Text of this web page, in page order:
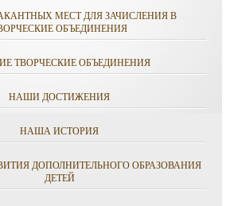
МЕСТ ДЛЯ ЗАЧИСЛЕНИЯ В
ОБЪЕДИНЕНИЯ
ТВОРЧЕСКИЕ ОБЪЕДИНЕНИЯ
НАШИ ДОСТИЖЕНИЯ
НАША ИСТОРИЯ
ДОПОЛНИТЕЛЬНОГО ОБРАЗОВАНИЯ
ДЕТЕЙ